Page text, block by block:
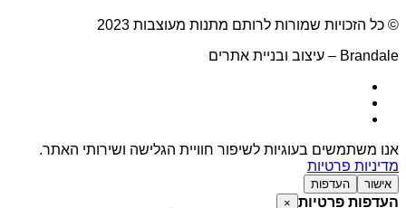
© כל הזכויות שמורות לרותם מתנות מעוצבות 2023
Brandale – עיצוב ובניית אתרים
אנו משתמשים בעוגיות לשיפור חוויית הגלישה ושירותי האתר.
מדיניות פרטיות
אישור העדפות
העדפות פרטיות ×